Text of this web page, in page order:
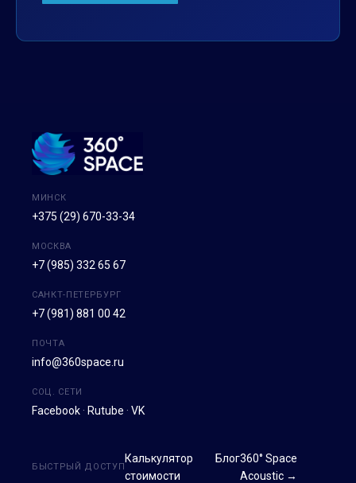
МИНСК
+375 (29) 670-33-34
МОСКВА
+7 (985) 332 65 67
САНКТ-ПЕТЕРБУРГ
+7 (981) 881 00 42
ПОЧТА
info@360space.ru
СОЦ. СЕТИ
Facebook · Rutube · VK
БЫСТРЫЙ ДОСТУП
Калькулятор
стоимости
Блог360° Space
Acoustic →